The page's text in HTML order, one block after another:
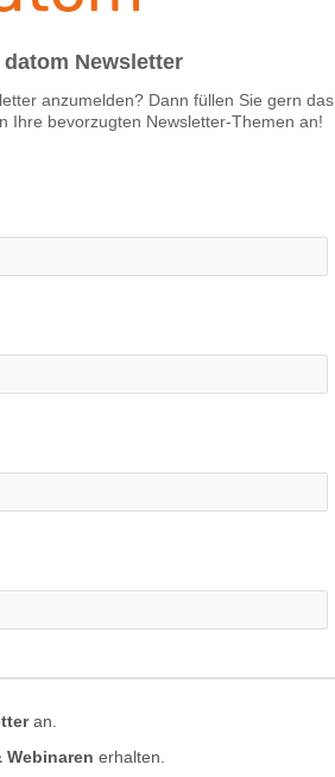
Newsletter
anzumelden? Dann füllen Sie gern das
Ihre bevorzugten Newsletter-Themen an!
an.
Webinaren erhalten.